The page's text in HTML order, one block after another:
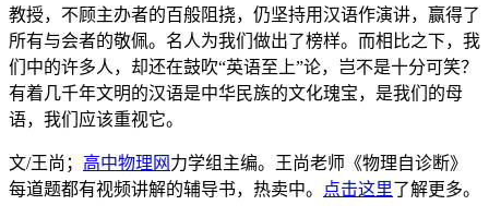
教授，不顾主办者的百般阻挠，仍坚持用汉语作演讲，赢得了
所有与会者的敬佩。名人为我们做出了榜样。而相比之下，我
们中的许多人，却还在鼓吹“英语至上”论，岂不是十分可笑？
有着几千年文明的汉语是中华民族的文化瑰宝，是我们的母
语，我们应该重视它。
文/王尚； 高中物理网 力学组主编。王尚老师《物理自诊断》
每道题都有视频讲解的辅导书，热卖中。
点击这里了解更多。